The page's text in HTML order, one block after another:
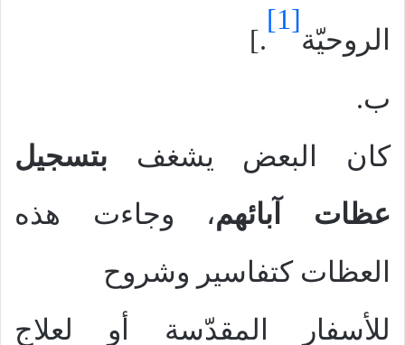
الروحيّة
[1]
.]
ب.
كان البعض يشغف بتسجيل
عظات آبائهم، وجاءت هذه
العظات كتفاسير وشروح
للأسفار المقدّسة أو لعلاج